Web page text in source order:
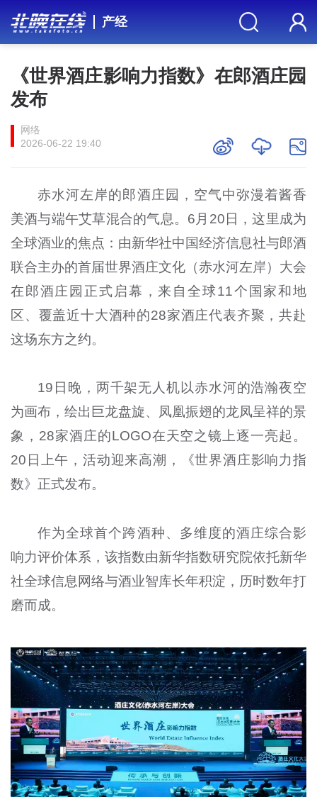
产经
《世界酒庄影响力指数》在郎酒庄园
发布
网络
2026-06-22 19:40
赤水河左岸的郎酒庄园，空气中弥漫着酱香
美酒与端午艾草混合的气息。6月20日，这里成为
全球酒业的焦点：由新华社中国经济信息社与郎酒
联合主办的首届世界酒庄文化（赤水河左岸）大会
在郎酒庄园正式启幕，来自全球11个国家和地
区、覆盖近十大酒种的28家酒庄代表齐聚，共赴
这场东方之约。
19日晚，两千架无人机以赤水河的浩瀚夜空
为画布，绘出巨龙盘旋、凤凰振翅的龙凤呈祥的景
象，28家酒庄的LOGO在天空之镜上逐一亮起。
20日上午，活动迎来高潮，《世界酒庄影响力指
数》正式发布。
作为全球首个跨酒种、多维度的酒庄综合影
响力评价体系，该指数由新华指数研究院依托新华
社全球信息网络与酒业智库长年积淀，历时数年打
磨而成。